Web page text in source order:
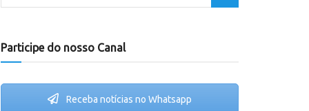
Participe do nosso Canal
Receba notícias no Whatsapp